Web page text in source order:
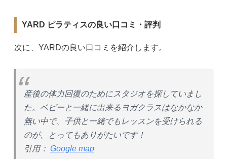
YARD ピラティスの良い口コミ・評判
次に、YARDの良い口コミを紹介します。
産後の体力回復のためにスタジオを探していまし
た。ベビーと一緒に出来るヨガクラスはなかなか
無い中で、子供と一緒でもレッスンを受けられる
のが、とってもありがたいです！
引用： Google map